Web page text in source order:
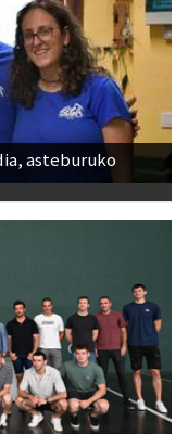
asteburuko